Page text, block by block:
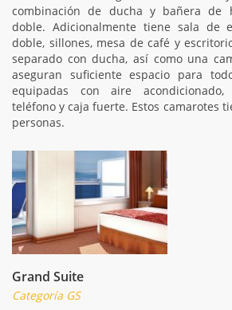
combinación de ducha y bañera de
doble. Adicionalmente tiene sala de
doble, sillones, mesa de café y
separado con ducha, así como una
aseguran suficiente espacio para
equipadas con aire acondicionado,
teléfono y caja fuerte. Estos camarotes
personas.
Grand Suite
Categoría GS